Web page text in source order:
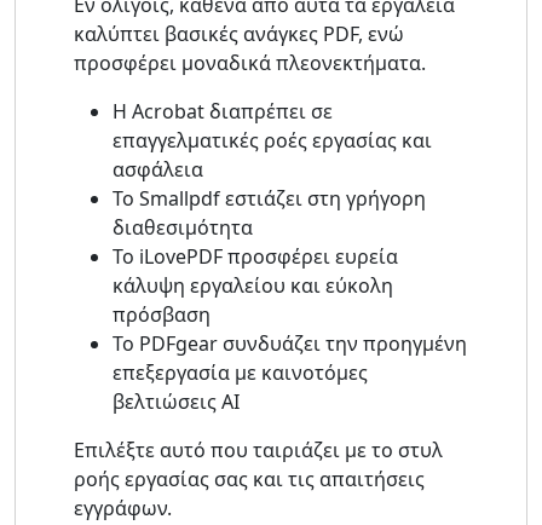
καλύπτει βασικές ανάγκες PDF, ενώ
προσφέρει μοναδικά πλεονεκτήματα.
Η Acrobat διαπρέπει σε
επαγγελματικές ροές εργασίας και
ασφάλεια
Το Smallpdf εστιάζει στη γρήγορη
διαθεσιμότητα
Το iLovePDF προσφέρει ευρεία
κάλυψη εργαλείου και εύκολη
πρόσβαση
Το PDFgear συνδυάζει την προηγμένη
επεξεργασία με καινοτόμες
βελτιώσεις AI
Επιλέξτε αυτό που ταιριάζει με το στυλ
ροής εργασίας σας και τις απαιτήσεις
εγγράφων.